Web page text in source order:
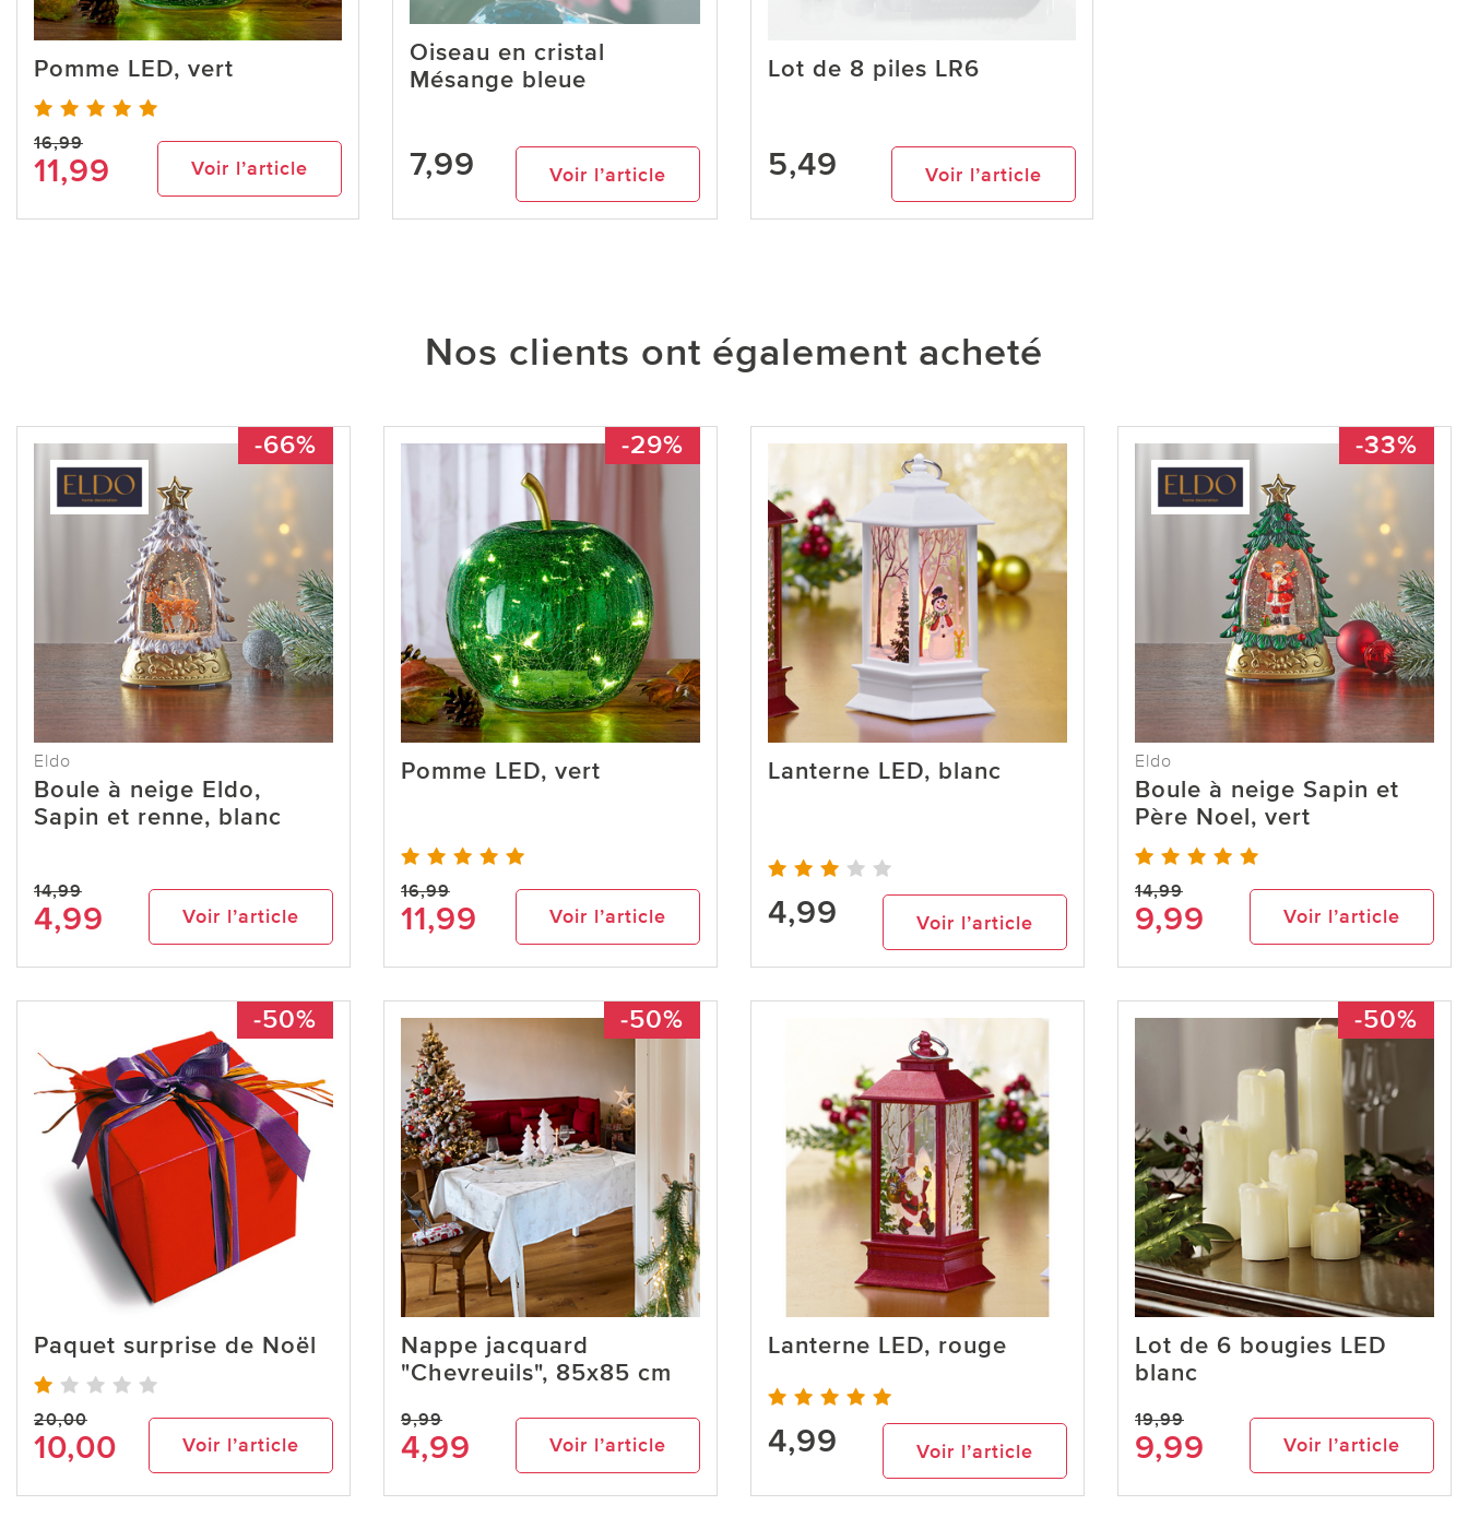
Pomme LED, vert
16,99
11,99 Voir l’article
Oiseau en cristal
Mésange bleue
7,99 Voir l’article
Lot de 8 piles LR6
5,49 Voir l’article
Nos clients ont également acheté
-66%
Eldo
Boule à neige Eldo,
Sapin et renne, blanc
14,99
4,99 Voir l’article
-29%
Pomme LED, vert
16,99
11,99 Voir l’article
Lanterne LED, blanc
4,99 Voir l’article
-33%
Eldo
Boule à neige Sapin et
Père Noel, vert
14,99
9,99 Voir l’article
-50%
Paquet surprise de Noël
20,00
10,00 Voir l’article
-50%
Nappe jacquard
"Chevreuils", 85x85 cm
9,99
4,99 Voir l’article
Lanterne LED, rouge
4,99 Voir l’article
-50%
Lot de 6 bougies LED
blanc
19,99
9,99 Voir l’article